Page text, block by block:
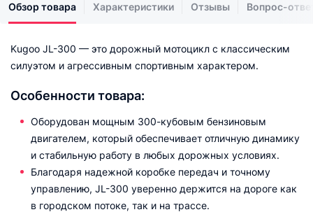
Обзор товара Характеристики Отзывы Вопрос-
Kugoo JL-300 — это дорожный мотоцикл с классическим
силуэтом и агрессивным спортивным характером.
Особенности товара:
Оборудован мощным 300-кубовым бензиновым
двигателем, который обеспечивает отличную динамику
и стабильную работу в любых дорожных условиях.
Благодаря надежной коробке передач и точному
управлению, JL-300 уверенно держится на дороге как
в городском потоке, так и на трассе.